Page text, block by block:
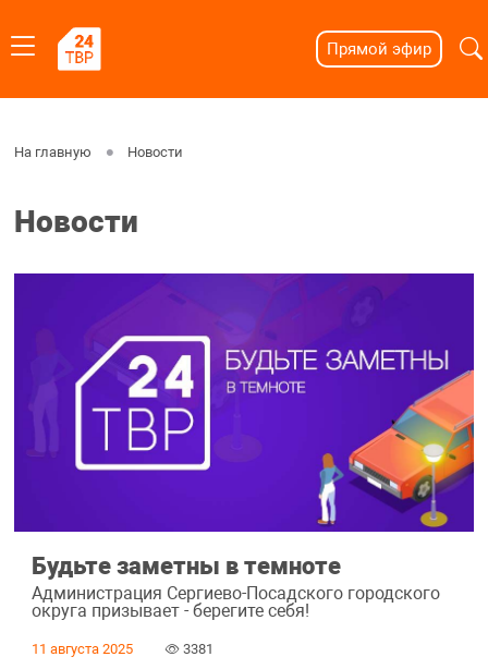
Прямой эфир
На главную Новости
Новости
Будьте заметны в темноте
Администрация Сергиево-Посадского городского
округа призывает - берегите себя!
11 августа 2025 3381